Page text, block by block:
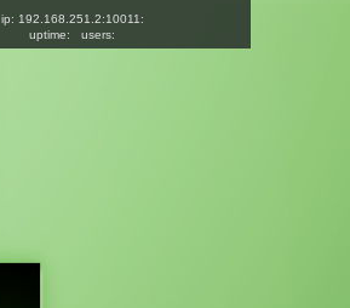
ip: 192.168.251.2:10011:
uptime:
users: